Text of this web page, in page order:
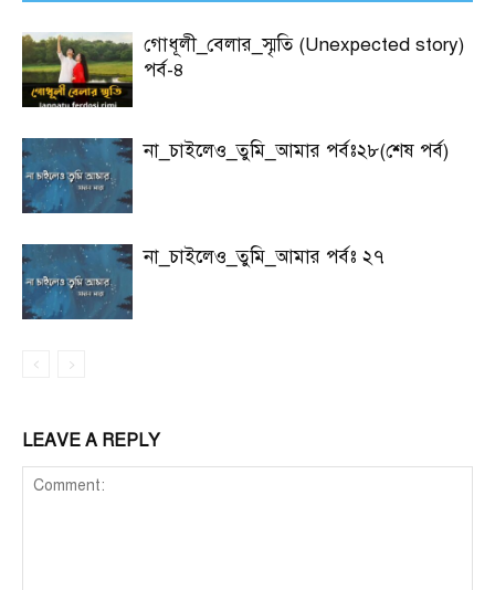
গোধূলী_বেলার_স্মৃতি (Unexpected story)
পর্ব-৪
না_চাইলেও_তুমি_আমার পর্বঃ২৮(শেষ পর্ব)
না_চাইলেও_তুমি_আমার পর্বঃ ২৭
LEAVE A REPLY